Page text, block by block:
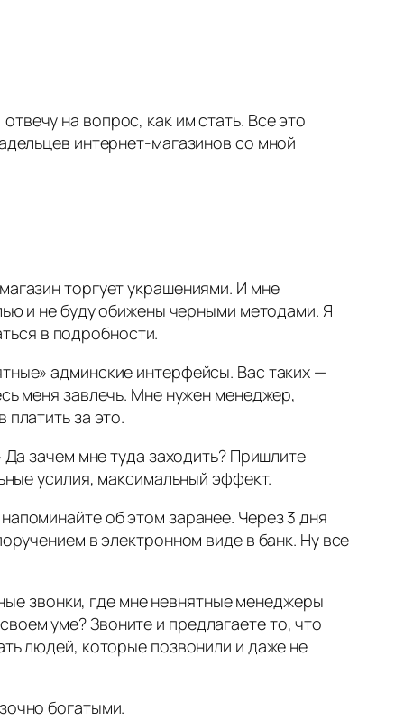
на вопрос, как им стать. Все это
интернет-магазинов со мной
торгует украшениями. И мне
и не буду обижены черными методами. Я
в подробности.
админские интерфейсы. Вас таких —
меня завлечь. Мне нужен менеджер,
за это.
зачем мне туда заходить? Пришлите
усилия, максимальный эффект.
об этом заранее. Через 3 дня
в электронном виде в банк. Ну все
звонки, где мне невнятные менеджеры
уме? Звоните и предлагаете то, что
людей, которые позвонили и даже не
богатыми.